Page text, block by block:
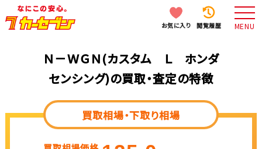
お気に入り 閲覧履歴 MENU
Ｎ－ＷＧＮ(カスタム Ｌ ホンダ
センシング)の買取・査定の特徴
買取相場・下取り相場